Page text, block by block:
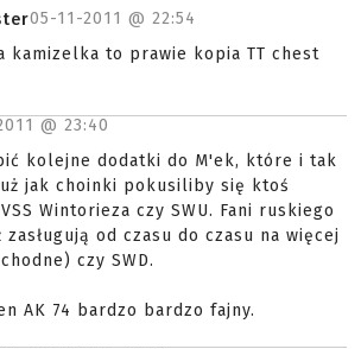
05-11-2011 @ 22:54
kamizelka to prawie kopia TT chest
@ 23:40
kolejne dodatki do M'ek, które i tak
jak choinki pokusiliby się ktoś
Wintorieza czy SWU. Fani ruskiego
od czasu do czasu na więcej
czy SWD.
AK 74 bardzo bardzo fajny.